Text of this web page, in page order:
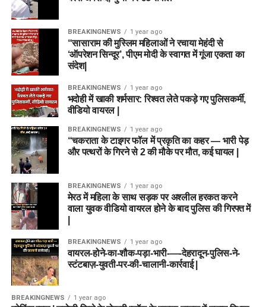
BREAKINGNEWS 1 year ago
“सासाराम की मुस्लिम महिलाओं ने रचाया मेहंदी से
‘ऑपरेशन सिन्दूर’, पीएम मोदी के स्वागत में गूंजा एकता का
संदेश|
BREAKINGNEWS 1 year ago
भदोही में खाकी शर्मसार: रिश्वत लेते पकड़े गए पुलिसकर्मी,
वीडियो वायरल |
BREAKINGNEWS 1 year ago
“चकराता के टाइगर फॉल में प्रकृति का कहर — भारी पेड़
और पत्थरों के गिरने से 2 की मौके पर मौत, कई घायल |
BREAKINGNEWS 1 year ago
मेरठ में महिला के साथ सड़क पर अश्लील हरकत करने
वाला युवक वीडियो वायरल होने के बाद पुलिस की गिरफ्त में
BREAKINGNEWS 1 year ago
वायरल-होने-का-शौक-पड़ा-भारी-—-देहरादून-पुलिस-ने-
स्टंटबाज़-युवती-पर-की-चालानी-कार्रवाई |
BREAKINGNEWS 1 year ago